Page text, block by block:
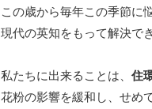
この歳から毎年この季節に
現代の英知をもって解決で
私たちに出来ることは、 住
花粉の影響を緩和し、せめ